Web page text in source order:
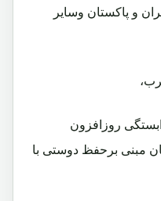
و پاکستان وسایر
روزافزون
مبنی برحفظ دوستی با